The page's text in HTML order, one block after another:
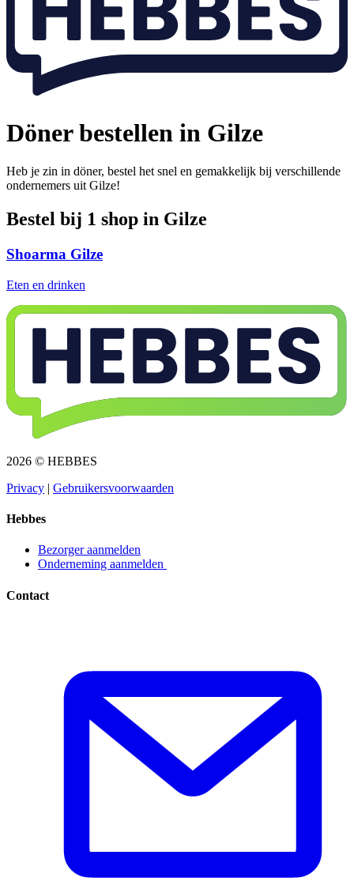
Döner bestellen in Gilze
Heb je zin in döner, bestel het snel en gemakkelijk bij verschillende
ondernemers uit Gilze!
Bestel bij 1 shop in Gilze
Shoarma Gilze
Eten en drinken
2026 © HEBBES
Privacy​​​​‌ ‍ ​‍​‍‌‍ ‌ ​‍‌‍‍‌‌‍‌ ‌‍‍‌‌‍ ‍​‍​‍​ ‍‍​‍​‍‌ ​ ‌‍​‌‌‍ ‍‌‍‍‌‌ ‌​‌ ‍‌​‍ ‍‌‍‍‌‌‍ ​‍​‍​‍ ​​‍​‍‌‍‍​‌ ​‍‌‍‌‌‌‍‌‍​‍​‍​ ‍‍​‍​‍‌‍‍​‌ ‌​‌ ‌​‌ ​​​ ‍‍​‍ ​‍ ‌‍ ​‌‍ ‌‍​ ‌‍​‌‌‍ ​‌‍‍​‌‍ ‌ ​ ‌ ‌​​ ‍‍​ ​ ​ ​ ​ ​ ​ ​ ​‍ ‌‍‍‌‌‍ ‍‌ ‌​‌‍‌‌‌‍ ‍‌ ‌​​‍ ‌‍‌‌‌‍‌​‌‍‍‌‌ ‌​​‍ ‌‍ ‌‌‍ ‌‍‌​‌‍‌‌​ ‌‌ ​​‌ ​‍‌‍‌‌‌ ​ ‌‍‌‌‌‍ ‍‌ ‌​‌‍​‌‌ ‌​‌‍‍‌‌‍ ‌‍ ‍​ ‍ ‌‍‍‌‌‍‌​​ ‌‌‍‌ ‌‍ ​‌‍ ‌‍​‍‌‍​‌‌‍ ​​ ‍ ‌ ‌​‌ ‍‌‌ ​​‌‍‌‌​ ‌‌‍‌ ‌‍ ​‌‍ ‌‍​‍‌‍​‌‌‍ ​​ ‍ ‌ ​​‌‍​‌‌ ‌​‌‍‍​​ ‌‌‍‌‍‌‍ ‌‍ ‌ ‌​‌‍‌‌‌ ​‍​‍ ‍‌‍ ​‌‍‌‌‌‍‌ ‌‍​‌‌‍ ​​‍‌‌​ ‌‌‌​​‍‌‌ ‌‍‍ ‌‍‌‌‌ ‍‌​‍‌‌​ ​ ‌​‌​​‍‌‌​ ​ ‌​‌​​‍‌‌​ ​‍​ ​‍​ ​‌​ ‍​‌‍‌‌​ ‌‍‌‍‌​‌‍‌‌‌‍‌‌​ ‌‍​ ​ ​ ‍‌​ ‌‌​ ‌​​‍‌‌​ ​‍​ ​‍​‍‌‌​ ‌‌‌​‌​​‍ ‍‌‍ ​‌‍​‌‌‍​‍‌‍‌‌‌‍ ​​ ‌‍​‍‌‍​‌‌ ​ ‌‍‌‌‌‌‌‌‌ ​‍‌‍ ​​ ‌‌‍‍​‌ ‌​‌ ‌​‌ ​​​‍‌‌​ ​ ‌​​‌​‍‌‌​ ​‍‌​‌‍​‍‌‌​ ​‍‌​‌‍‌‍ ​‌‍ ‌‍​ ‌‍​‌‌‍ ​‌‍‍​‌‍ ‌ ​ ‌ ‌​​‍‌‌​ ​ ‌​​‌​ ​ ​ ​ ​ ​ ​ ​ ​‍‌‍‌‍‍‌‌‍‌​​ ‌‌‍‌ ‌‍ ​‌‍ ‌‍​‍‌‍​‌‌‍ ​​‍‌‍‌ ‌​‌ ‍‌‌ ​​‌‍‌‌​ ‌‌‍‌ ‌‍ ​‌‍ ‌‍​‍‌‍​‌‌‍ ​​‍‌‍‌ ​​‌‍​‌‌ ‌​‌‍‍​​ ‌‌‍‌‍‌‍ ‌‍ ‌ ‌​‌‍‌‌‌ ​‍​‍ ‍‌‍ ​‌‍‌‌‌‍‌ ‌‍​‌‌‍ ​​‍‌‌​ ‌‌‌​​‍‌‌ ‌‍‍ ‌‍‌‌‌ ‍‌​‍‌‌​ ​ ‌​‌​​‍‌‌​ ​ ‌​‌​​‍‌‌​ ​‍​ ​‍​ ​‌​ ‍​‌‍‌‌​ ‌‍‌‍‌​‌‍‌‌‌‍‌‌​ ‌‍​ ​ ​ ‍‌​ ‌‌​ ‌​​‍‌‌​ ​‍​ ​‍​‍‌‌​ ‌‌‌​‌​​‍ ‍‌‍ ​‌‍​‌‌‍​‍‌‍‌‌‌‍ ​​‍‌‍‌ ​​‌‍‌‌‌ ​‍‌ ​ ‌ ​​‌‍‌‌‌‍​ ‌ ‌​‌‍‍‌‌ ‌‍‌‍‌‌​ ‌‌ ​​‌ ‌‌‌‍​‍‌‍ ​‌‍‍‌‌ ​ ‌‍‍​‌‍‌‌‌‍‌​​‍​‍‌ ‌ | Gebruikersvoorwaarden​​​​‌ ‍ ​‍​‍‌‍ ‌ ​‍‌‍‍‌‌‍‌ ‌‍‍‌‌‍ ‍​‍​‍​ ‍‍​‍​‍‌ ​ ‌‍​‌‌‍ ‍‌‍‍‌‌ ‌​‌ ‍‌​‍ ‍‌‍‍‌‌‍ ​‍​‍​‍ ​​‍​‍‌‍‍​‌ ​‍‌‍‌‌‌‍‌‍​‍​‍​ ‍‍​‍​‍‌‍‍​‌ ‌​‌ ‌​‌ ​​​ ‍‍​‍ ​‍ ‌‍ ​‌‍ ‌‍​ ‌‍​‌‌‍ ​‌‍‍​‌‍ ‌ ​ ‌ ‌​​ ‍‍​ ​ ​ ​ ​ ​ ​ ​ ​‍ ‌‍‍‌‌‍ ‍‌ ‌​‌‍‌‌‌‍ ‍‌ ‌​​‍ ‌‍‌‌‌‍‌​‌‍‍‌‌ ‌​​‍ ‌‍ ‌‌‍ ‌‍‌​‌‍‌‌​ ‌‌ ​​‌ ​‍‌‍‌‌‌ ​ ‌‍‌‌‌‍ ‍‌ ‌​‌‍​‌‌ ‌​‌‍‍‌‌‍ ‌‍ ‍​ ‍ ‌‍‍‌‌‍‌​​ ‌‌‍‌ ‌‍ ​‌‍ ‌‍​‍‌‍​‌‌‍ ​​ ‍ ‌ ‌​‌ ‍‌‌ ​​‌‍‌‌​ ‌‌‍‌ ‌‍ ​‌‍ ‌‍​‍‌‍​‌‌‍ ​​ ‍ ‌ ​​‌‍​‌‌ ‌​‌‍‍​​ ‌‌‍‌‍‌‍ ‌‍ ‌ ‌​‌‍‌‌‌ ​‍​‍ ‍‌‍ ​‌‍‌‌‌‍‌ ‌‍​‌‌‍ ​​‍‌‌​ ‌‌‌​​‍‌‌ ‌‍‍ ‌‍‌‌‌ ‍‌​‍‌‌​ ​ ‌​‌​​‍‌‌​ ​ ‌​‌​​‍‌‌​ ​‍​ ​‍​ ​​‌‍​ ‌‍‌‍​ ‌‍​ ‌​‌‍‌​​ ​ ‌‍‌‌​ ​ ​ ​‌​ ‍‌​ ​‍​‍‌‌​ ​‍​ ​‍​‍‌‌​ ‌‌‌​‌​​‍ ‍‌‍ ​‌‍​‌‌‍​‍‌‍‌‌‌‍ ​​ ‌‍​‍‌‍​‌‌ ​ ‌‍‌‌‌‌‌‌‌ ​‍‌‍ ​​ ‌‌‍‍​‌ ‌​‌ ‌​‌ ​​​‍‌‌​ ​ ‌​​‌​‍‌‌​ ​‍‌​‌‍​‍‌‌​ ​‍‌​‌‍‌‍ ​‌‍ ‌‍​ ‌‍​‌‌‍ ​‌‍‍​‌‍ ‌ ​ ‌ ‌​​‍‌‌​ ​ ‌​​‌​ ​ ​ ​ ​ ​ ​ ​ ​‍‌‍‌‍‍‌‌‍‌​​ ‌‌‍‌ ‌‍ ​‌‍ ‌‍​‍‌‍​‌‌‍ ​​‍‌‍‌ ‌​‌ ‍‌‌ ​​‌‍‌‌​ ‌‌‍‌ ‌‍ ​‌‍ ‌‍​‍‌‍​‌‌‍ ​​‍‌‍‌ ​​‌‍​‌‌ ‌​‌‍‍​​ ‌‌‍‌‍‌‍ ‌‍ ‌ ‌​‌‍‌‌‌ ​‍​‍ ‍‌‍ ​‌‍‌‌‌‍‌ ‌‍​‌‌‍ ​​‍‌‌​ ‌‌‌​​‍‌‌ ‌‍‍ ‌‍‌‌‌ ‍‌​‍‌‌​ ​ ‌​‌​​‍‌‌​ ​ ‌​‌​​‍‌‌​ ​‍​ ​‍​ ​​‌‍​ ‌‍‌‍​ ‌‍​ ‌​‌‍‌​​ ​ ‌‍‌‌​ ​ ​ ​‌​ ‍‌​ ​‍​‍‌‌​ ​‍​ ​‍​‍‌‌​ ‌‌‌​‌​​‍ ‍‌‍ ​‌‍​‌‌‍​‍‌‍‌‌‌‍ ​​‍‌‍‌ ​​‌‍‌‌‌ ​‍‌ ​ ‌ ​​‌‍‌‌‌‍​ ‌ ‌​‌‍‍‌‌ ‌‍‌‍‌‌​ ‌‌ ​​‌ ‌‌‌‍​‍‌‍ ​‌‍‍‌‌ ​ ‌‍‍​‌‍‌‌‌‍‌​​‍​‍‌ ‌
Hebbes
Bezorger aanmelden​​​​‌ ‍ ​‍​‍‌‍ ‌ ​‍‌‍‍‌‌‍‌ ‌‍‍‌‌‍ ‍​‍​‍​ ‍‍​‍​‍‌ ​ ‌‍​‌‌‍ ‍‌‍‍‌‌ ‌​‌ ‍‌​‍ ‍‌‍‍‌‌‍ ​‍​‍​‍ ​​‍​‍‌‍‍​‌ ​‍‌‍‌‌‌‍‌‍​‍​‍​ ‍‍​‍​‍‌‍‍​‌ ‌​‌ ‌​‌ ​​​ ‍‍​‍ ​‍ ‌‍ ​‌‍ ‌‍​ ‌‍​‌‌‍ ​‌‍‍​‌‍ ‌ ​ ‌ ‌​​ ‍‍​ ​ ​ ​ ​ ​ ​ ​ ​‍ ‌‍‍‌‌‍ ‍‌ ‌​‌‍‌‌‌‍ ‍‌ ‌​​‍ ‌‍‌‌‌‍‌​‌‍‍‌‌ ‌​​‍ ‌‍ ‌‌‍ ‌‍‌​‌‍‌‌​ ‌‌ ​​‌ ​‍‌‍‌‌‌ ​ ‌‍‌‌‌‍ ‍‌ ‌​‌‍​‌‌ ‌​‌‍‍‌‌‍ ‌‍ ‍​ ‍ ‌‍‍‌‌‍‌​​ ‌‌‍‌ ‌‍ ​‌‍ ‌‍​‍‌‍​‌‌‍ ​​ ‍ ‌ ‌​‌ ‍‌‌ ​​‌‍‌‌​ ‌‌‍‌ ‌‍ ​‌‍ ‌‍​‍‌‍​‌‌‍ ​​ ‍ ‌ ​​‌‍​‌‌ ‌​‌‍‍​​ ‌‌‍‌‍‌‍ ‌‍ ‌ ‌​‌‍‌‌‌ ​‍​‍ ‍‌ ​​‌‍​‌‌‍‌ ‌‍‌‌‌ ​ ​‍‌‌​ ‌‌‌​​‍‌‌ ‌‍‍ ‌‍‌‌‌ ‍‌​‍‌‌​ ​ ‌​‌​​‍‌‌​ ​ ‌​‌​​‍‌‌​ ​‍​ ​‍​ ‌ ​ ​‌‌‍​‍‌‍​ ​ ‌‌​ ‌ ​ ​‌​ ​‍​ ‌​​ ​​‌‍‌‌​ ‍‌​‍‌‌​ ​‍​ ​‍​‍‌‌​ ‌‌‌​‌​​‍ ‍‌‍ ​‌‍​‌‌‍​‍‌‍‌‌‌‍ ​​ ‌‍​‍‌‍​‌‌ ​ ‌‍‌‌‌‌‌‌‌ ​‍‌‍ ​​ ‌‌‍‍​‌ ‌​‌ ‌​‌ ​​​‍‌‌​ ​ ‌​​‌​‍‌‌​ ​‍‌​‌‍​‍‌‌​ ​‍‌​‌‍‌‍ ​‌‍ ‌‍​ ‌‍​‌‌‍ ​‌‍‍​‌‍ ‌ ​ ‌ ‌​​‍‌‌​ ​ ‌​​‌​ ​ ​ ​ ​ ​ ​ ​ ​‍‌‍‌‍‍‌‌‍‌​​ ‌‌‍‌ ‌‍ ​‌‍ ‌‍​‍‌‍​‌‌‍ ​​‍‌‍‌ ‌​‌ ‍‌‌ ​​‌‍‌‌​ ‌‌‍‌ ‌‍ ​‌‍ ‌‍​‍‌‍​‌‌‍ ​​‍‌‍‌ ​​‌‍​‌‌ ‌​‌‍‍​​ ‌‌‍‌‍‌‍ ‌‍ ‌ ‌​‌‍‌‌‌ ​‍​‍ ‍‌ ​​‌‍​‌‌‍‌ ‌‍‌‌‌ ​ ​‍‌‌​ ‌‌‌​​‍‌‌ ‌‍‍ ‌‍‌‌‌ ‍‌​‍‌‌​ ​ ‌​‌​​‍‌‌​ ​ ‌​‌​​‍‌‌​ ​‍​ ​‍​ ‌ ​ ​‌‌‍​‍‌‍​ ​ ‌‌​ ‌ ​ ​‌​ ​‍​ ‌​​ ​​‌‍‌‌​ ‍‌​‍‌‌​ ​‍​ ​‍​‍‌‌​ ‌‌‌​‌​​‍ ‍‌‍ ​‌‍​‌‌‍​‍‌‍‌‌‌‍ ​​‍‌‍‌ ​​‌‍‌‌‌ ​‍‌ ​ ‌ ​​‌‍‌‌‌‍​ ‌ ‌​‌‍‍‌‌ ‌‍‌‍‌‌​ ‌‌ ​​‌ ‌‌‌‍​‍‌‍ ​‌‍‍‌‌ ​ ‌‍‍​‌‍‌‌‌‍‌​​‍​‍‌ ‌
Onderneming aanmelden ​​​​‌ ‍ ​‍​‍‌‍ ‌ ​‍‌‍‍‌‌‍‌ ‌‍‍‌‌‍ ‍​‍​‍​ ‍‍​‍​‍‌ ​ ‌‍​‌‌‍ ‍‌‍‍‌‌ ‌​‌ ‍‌​‍ ‍‌‍‍‌‌‍ ​‍​‍​‍ ​​‍​‍‌‍‍​‌ ​‍‌‍‌‌‌‍‌‍​‍​‍​ ‍‍​‍​‍‌‍‍​‌ ‌​‌ ‌​‌ ​​​ ‍‍​‍ ​‍ ‌‍ ​‌‍ ‌‍​ ‌‍​‌‌‍ ​‌‍‍​‌‍ ‌ ​ ‌ ‌​​ ‍‍​ ​ ​ ​ ​ ​ ​ ​ ​‍ ‌‍‍‌‌‍ ‍‌ ‌​‌‍‌‌‌‍ ‍‌ ‌​​‍ ‌‍‌‌‌‍‌​‌‍‍‌‌ ‌​​‍ ‌‍ ‌‌‍ ‌‍‌​‌‍‌‌​ ‌‌ ​​‌ ​‍‌‍‌‌‌ ​ ‌‍‌‌‌‍ ‍‌ ‌​‌‍​‌‌ ‌​‌‍‍‌‌‍ ‌‍ ‍​ ‍ ‌‍‍‌‌‍‌​​ ‌‌‍‌ ‌‍ ​‌‍ ‌‍​‍‌‍​‌‌‍ ​​ ‍ ‌ ‌​‌ ‍‌‌ ​​‌‍‌‌​ ‌‌‍‌ ‌‍ ​‌‍ ‌‍​‍‌‍​‌‌‍ ​​ ‍ ‌ ​​‌‍​‌‌ ‌​‌‍‍​​ ‌‌‍‌‍‌‍ ‌‍ ‌ ‌​‌‍‌‌‌ ​‍​‍ ‍‌ ​​‌‍​‌‌‍‌ ‌‍‌‌‌ ​ ​‍‌‌​ ‌‌‌​​‍‌‌ ‌‍‍ ‌‍‌‌‌ ‍‌​‍‌‌​ ​ ‌​‌​​‍‌‌​ ​ ‌​‌​​‍‌‌​ ​‍​ ​‍​ ‌ ​ ‌ ​ ‍‌​ ​ ​ ​‌‌‍​ ‌‍​‌​ ‌‍​ ​‌‌‍​‍​ ‌‍‌‍​ ​‍‌‌​ ​‍​ ​‍​‍‌‌​ ‌‌‌​‌​​‍ ‍‌‍ ​‌‍​‌‌‍​‍‌‍‌‌‌‍ ​​ ‌‍​‍‌‍​‌‌ ​ ‌‍‌‌‌‌‌‌‌ ​‍‌‍ ​​ ‌‌‍‍​‌ ‌​‌ ‌​‌ ​​​‍‌‌​ ​ ‌​​‌​‍‌‌​ ​‍‌​‌‍​‍‌‌​ ​‍‌​‌‍‌‍ ​‌‍ ‌‍​ ‌‍​‌‌‍ ​‌‍‍​‌‍ ‌ ​ ‌ ‌​​‍‌‌​ ​ ‌​​‌​ ​ ​ ​ ​ ​ ​ ​ ​‍‌‍‌‍‍‌‌‍‌​​ ‌‌‍‌ ‌‍ ​‌‍ ‌‍​‍‌‍​‌‌‍ ​​‍‌‍‌ ‌​‌ ‍‌‌ ​​‌‍‌‌​ ‌‌‍‌ ‌‍ ​‌‍ ‌‍​‍‌‍​‌‌‍ ​​‍‌‍‌ ​​‌‍​‌‌ ‌​‌‍‍​​ ‌‌‍‌‍‌‍ ‌‍ ‌ ‌​‌‍‌‌‌ ​‍​‍ ‍‌ ​​‌‍​‌‌‍‌ ‌‍‌‌‌ ​ ​‍‌‌​ ‌‌‌​​‍‌‌ ‌‍‍ ‌‍‌‌‌ ‍‌​‍‌‌​ ​ ‌​‌​​‍‌‌​ ​ ‌​‌​​‍‌‌​ ​‍​ ​‍​ ‌ ​ ‌ ​ ‍‌​ ​ ​ ​‌‌‍​ ‌‍​‌​ ‌‍​ ​‌‌‍​‍​ ‌‍‌‍​ ​‍‌‌​ ​‍​ ​‍​‍‌‌​ ‌‌‌​‌​​‍ ‍‌‍ ​‌‍​‌‌‍​‍‌‍‌‌‌‍ ​​‍‌‍‌ ​​‌‍‌‌‌ ​‍‌ ​ ‌ ​​‌‍‌‌‌‍​ ‌ ‌​‌‍‍‌‌ ‌‍‌‍‌‌​ ‌‌ ​​‌ ‌‌‌‍​‍‌‍ ​‌‍‍‌‌ ​ ‌‍‍​‌‍‌‌‌‍‌​​‍​‍‌ ‌
Contact